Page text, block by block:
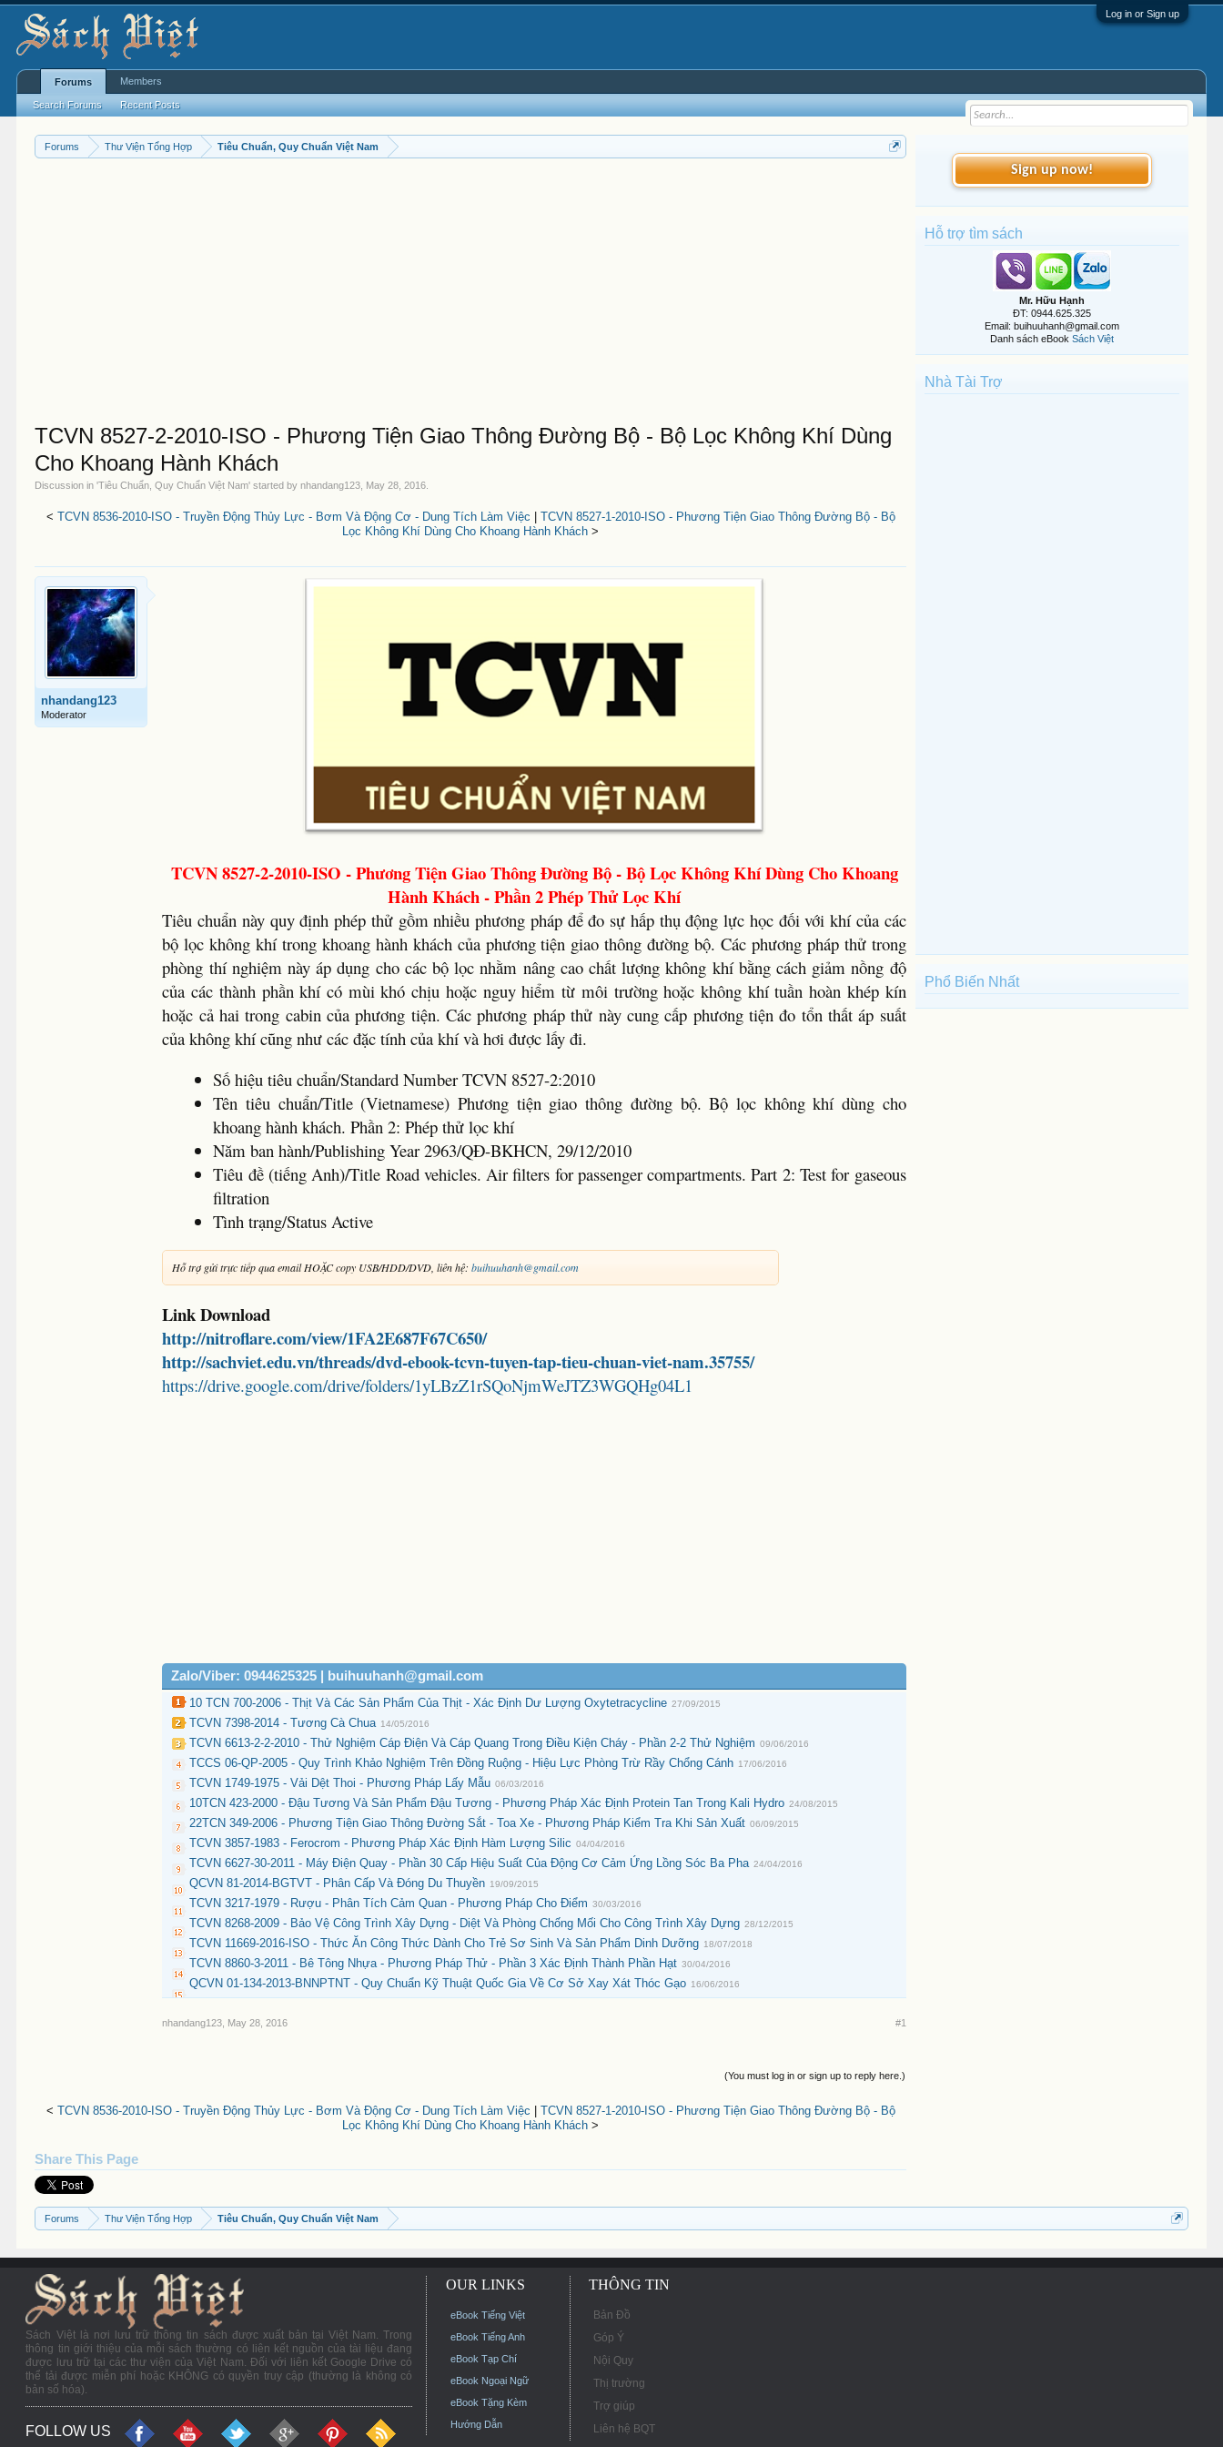
Log in or Sign up
Forums Thư Viện Tổng Hợp Tiêu Chuẩn, Quy Chuẩn Việt Nam
TCVN 8527-2-2010-ISO - Phương Tiện Giao Thông Đường Bộ - Bộ Lọc Không Khí Dùng
Cho Khoang Hành Khách
Discussion in 'Tiêu Chuẩn, Quy Chuẩn Việt Nam' started bynhandang123 May 28, 2016
< TCVN 8536-2010-ISO - Truyền Động Thủy Lực - Bơm Và Động Cơ - Dung Tích Làm Việc
TCVN 8527-1-2010-ISO - Phương Tiện Giao Thông Đường Bộ - Bộ
Lọc Không Khí Dùng Cho Khoang Hành Khách >
nhandang123
Moderator
TCVN 8527-2-2010-ISO - Phương Tiện Giao Thông Đường Bộ - Bộ Lọc Không Khí Dùng Cho Khoang
Hành Khách - Phần 2 Phép Thử Lọc Khí
Tiêu chuẩn này quy định phép thử gồm nhiều phương pháp để đo sự hấp thụ động lực học đối với khí của các
bộ lọc không khí trong khoang hành khách của phương tiện giao thông đường bộ. Các phương pháp thử trong
phòng thí nghiệm này áp dụng cho các bộ lọc nhằm nâng cao chất lượng không khí bằng cách giảm nồng độ
của các thành phần khí có mùi khó chịu hoặc nguy hiểm từ môi trường hoặc không khí tuần hoàn khép kín
hoặc cả hai trong cabin của phương tiện. Các phương pháp thử này cung cấp phương tiện đo tổn thất áp suất
của không khí cũng như các đặc tính của khí và hơi được lấy đi.
Số hiệu tiêu chuẩn/Standard Number TCVN 8527-2:2010
Tên tiêu chuẩn/Title (Vietnamese) Phương tiện giao thông đường bộ. Bộ lọc không khí dùng cho
khoang hành khách. Phần 2: Phép thử lọc khí
Năm ban hành/Publishing Year 2963/QĐ-BKHCN, 29/12/2010
Tiêu đề (tiếng Anh)/Title Road vehicles. Air filters for passenger compartments. Part 2: Test for gaseous
filtration
Tình trạng/Status Active
Hỗ trợ gửi trực tiếp qua email HOẶC copy USB/HDD/DVD, liên hệ:buihuuhanh@gmail.com
Link Download
http://nitroflare.com/view/1FA2E687F67C650/
http://sachviet.edu.vn/threads/dvd-ebook-tcvn-tuyen-tap-tieu-chuan-viet-nam.35755/
https://drive.google.com/drive/folders/1yLBzZ1rSQoNjmWeJTZ3WGQHg04L1
Zalo/Viber: 0944625325 | buihuuhanh@gmail.com
10 TCN 700-2006 - Thịt Và Các Sản Phẩm Của Thịt - Xác Định Dư Lượng Oxytetracycline 27/09/2015
TCVN 7398-2014 - Tương Cà Chua 14/05/2016
TCVN 6613-2-2-2010 - Thử Nghiệm Cáp Điện Và Cáp Quang Trong Điều Kiện Cháy - Phần 2-2 Thử Nghiệm 09/06/2016
TCCS 06-QP-2005 - Quy Trình Khảo Nghiệm Trên Đồng Ruộng - Hiệu Lực Phòng Trừ Rầy Chổng Cánh 17/06/2016
TCVN 1749-1975 - Vải Dệt Thoi - Phương Pháp Lấy Mẫu 06/03/2016
10TCN 423-2000 - Đậu Tương Và Sản Phẩm Đậu Tương - Phương Pháp Xác Định Protein Tan Trong Kali Hydro 24/08/2015
22TCN 349-2006 - Phương Tiện Giao Thông Đường Sắt - Toa Xe - Phương Pháp Kiểm Tra Khi Sản Xuất 06/09/2015
TCVN 3857-1983 - Ferocrom - Phương Pháp Xác Định Hàm Lượng Silic 04/04/2016
TCVN 6627-30-2011 - Máy Điện Quay - Phần 30 Cấp Hiệu Suất Của Động Cơ Cảm Ứng Lồng Sóc Ba Pha 24/04/2016
QCVN 81-2014-BGTVT - Phân Cấp Và Đóng Du Thuyền 19/09/2015
TCVN 3217-1979 - Rượu - Phân Tích Cảm Quan - Phương Pháp Cho Điểm 30/03/2016
TCVN 8268-2009 - Bảo Vệ Công Trình Xây Dựng - Diệt Và Phòng Chống Mối Cho Công Trình Xây Dựng 28/12/2015
TCVN 11669-2016-ISO - Thức Ăn Công Thức Dành Cho Trẻ Sơ Sinh Và Sản Phẩm Dinh Dưỡng 18/07/2018
TCVN 8860-3-2011 - Bê Tông Nhựa - Phương Pháp Thử - Phần 3 Xác Định Thành Phần Hạt 30/04/2016
QCVN 01-134-2013-BNNPTNT - Quy Chuẩn Kỹ Thuật Quốc Gia Về Cơ Sở Xay Xát Thóc Gạo 16/06/2016
nhandang123 May 28, 2016 #1
(You must log in or sign up to reply here.)
< TCVN 8536-2010-ISO - Truyền Động Thủy Lực - Bơm Và Động Cơ - Dung Tích Làm Việc
TCVN 8527-1-2010-ISO - Phương Tiện Giao Thông Đường Bộ - Bộ
Lọc Không Khí Dùng Cho Khoang Hành Khách >
Share This Page
Sign up now!
Hỗ trợ tìm sách
Mr. Hữu Hạnh
ĐT: 0944.625.325
Email: buihuuhanh@gmail.com
Danh sách eBook Sách Việt
Nhà Tài Trợ
Phổ Biến Nhất
Forums Thư Viện Tổng Hợp Tiêu Chuẩn, Quy Chuẩn Việt Nam
Forums
Search Forums Recent Posts
Members
Sách Việt là nơi lưu trữ thông tin sách được xuất bản tại Việt Nam. Trong
thông tin giới thiệu của mỗi sách thường có liên kết nguồn của tài liệu đang
được lưu trữ tại các thư viện của Việt Nam. Đối với liên kết Google Drive có
thể tải được miễn phí hoặc KHÔNG có quyền truy cập (thường là không có
bản số hóa).
FOLLOW US
OUR LINKS
eBook Tiếng Việt
eBook Tiếng Anh
eBook Tạp Chí
eBook Ngoại Ngữ
eBook Tặng Kèm
Hướng Dẫn
THÔNG TIN
Bản Đồ
Góp Ý
Nội Quy
Thị trường
Trợ giúp
Liên hệ BQT